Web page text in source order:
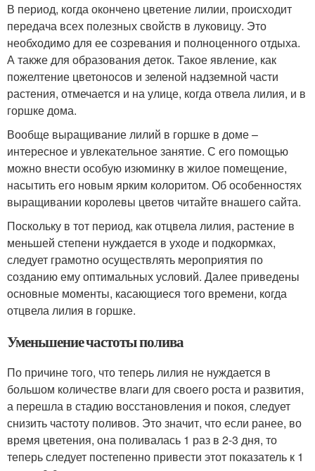
В период, когда окончено цветение лилии, происходит
передача всех полезных свойств в луковицу. Это
необходимо для ее созревания и полноценного отдыха.
А также для образования деток. Такое явление, как
пожелтение цветоносов и зеленой надземной части
растения, отмечается и на улице, когда отвела лилия, и в
горшке дома.
Вообще выращивание лилий в горшке в доме –
интересное и увлекательное занятие. С его помощью
можно внести особую изюминку в жилое помещение,
насытить его новым ярким колоритом. Об особенностях
выращивании королевы цветов читайте внашего сайта.
Поскольку в тот период, как отцвела лилия, растение в
меньшей степени нуждается в уходе и подкормках,
следует грамотно осуществлять мероприятия по
созданию ему оптимальных условий. Далее приведены
основные моменты, касающиеся того времени, когда
отцвела лилия в горшке.
Уменьшение частоты полива
По причине того, что теперь лилия не нуждается в
большом количестве влаги для своего роста и развития,
а перешла в стадию восстановления и покоя, следует
снизить частоту поливов. Это значит, что если ранее, во
время цветения, она поливалась 1 раз в 2-3 дня, то
теперь следует постепенно привести этот показатель к 1